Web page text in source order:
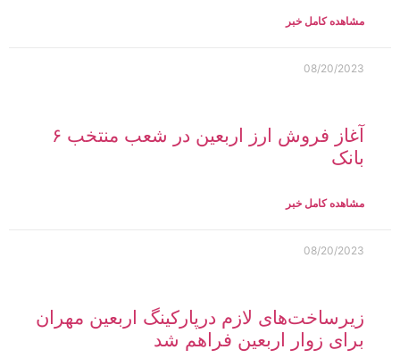
مشاهده کامل خبر
08/20/2023
آغاز فروش ارز اربعین در شعب منتخب ۶
بانک
مشاهده کامل خبر
08/20/2023
زیرساخت‌های لازم درپارکینگ اربعین مهران
برای زوار اربعین فراهم شد